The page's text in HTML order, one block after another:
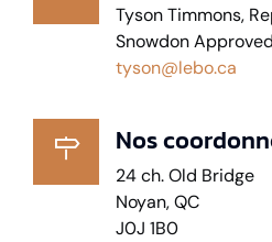
Tyson Timmons,
Snowdon Approved
tyson@lebo.ca
Nos
24 ch. Old Bridge
Noyan, QC
J0J 1B0